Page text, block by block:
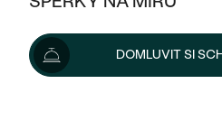
KOMBINOVANÉ ZLATO
DLE STYLU
POSTRANNÍ KAMENY
HALO
VÝPRODEJ
KDYŽ ŠPERKY
PLATINOVÉ
ZLATÉ
STŘÍBRNÉ
ŠPERKY SKLADEM
VÝPRODEJ
DOMLUVIT SI
26 540 Kč